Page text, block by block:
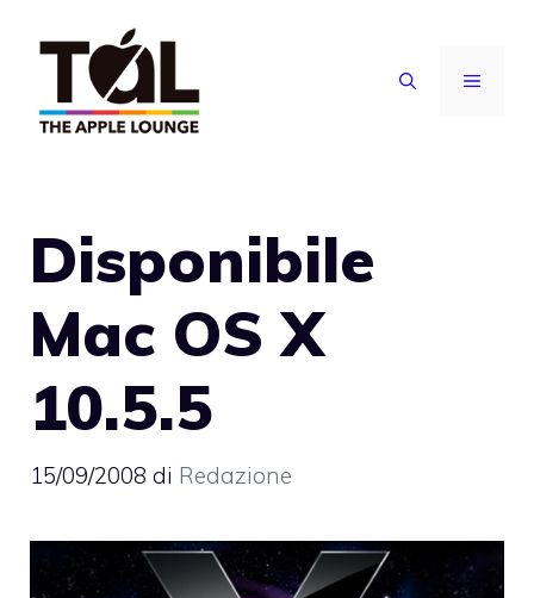
contenuto
MENU
Disponibile
Mac OS X
10.5.5
15/09/2008 di Redazione